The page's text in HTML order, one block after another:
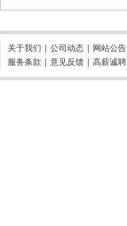
关于我们 公司动态 网站公告
服务条款
意见反馈 高薪诚聘